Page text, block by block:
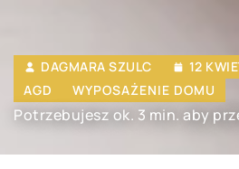
DAGMARA SZULC
12
AGD
WYPOSAŻENIE DOMU
Potrzebujesz ok. 3 min. aby